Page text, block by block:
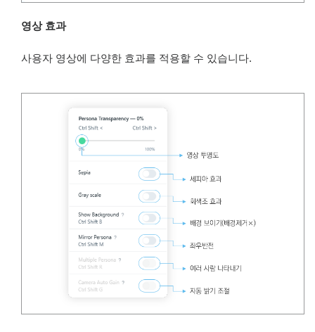
영상 효과
사용자 영상에 다양한 효과를 적용할 수 있습니다.